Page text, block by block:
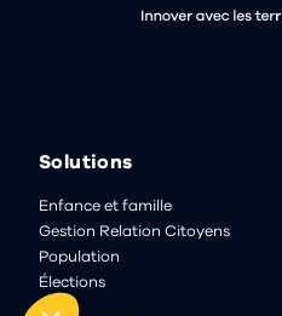
Solutions
Enfance et famille
Gestion Relation Citoyens
Population
Élections